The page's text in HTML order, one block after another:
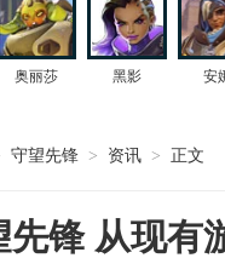
奥丽莎
黑影 安
守望先锋 > 资讯 > 正文
先锋 从现有